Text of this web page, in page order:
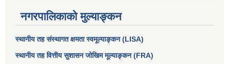
नगरपालिकाको मुल्याङ्कन
स्थानीय तह संस्थागत क्षमता स्वमूल्याङ्कन (LISA)
स्थानीय तह वित्तीय सुशासन जोखिम मूल्याङ्कन (FRA)